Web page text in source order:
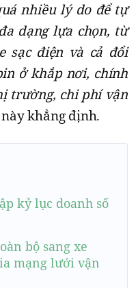
nhiều lý do để tự
dạng lựa chọn, từ
sạc điện và cả đổi
ở khắp nơi, chính
trường, chi phí vận
khẳng định.
kỷ lục doanh số
bộ sang xe
mạng lưới vận